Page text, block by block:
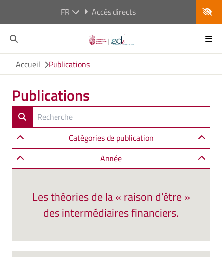
FR Accès directs
Accueil Publications
Publications
Catégories de publication
Année
Les théories de la « raison d’être »
des intermédiaires financiers.